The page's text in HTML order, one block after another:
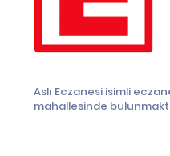
Aslı Eczanesi isimli
mahallesinde